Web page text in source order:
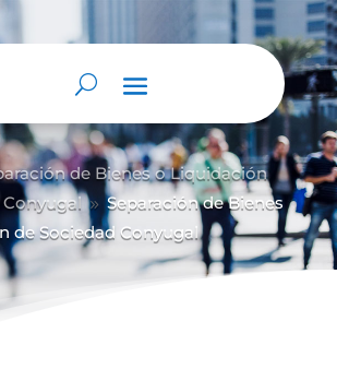
de Bienes o Liquidación
9 Separación de Bienes
de Sociedad Conyugal